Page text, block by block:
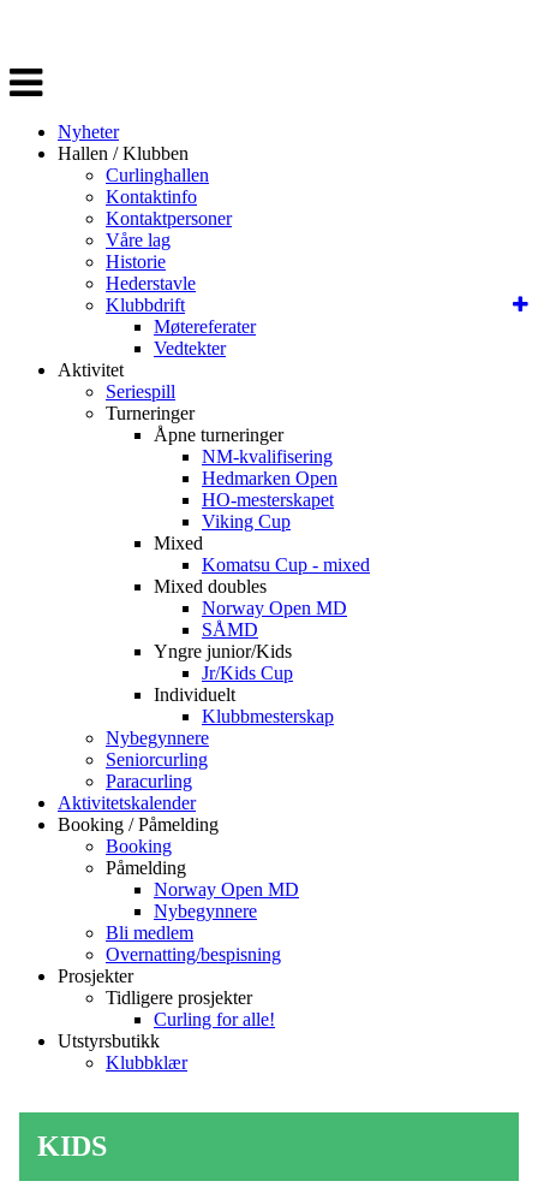
Veksle
navigasjon
Nyheter
Hallen / Klubben
Curlinghallen
Kontaktinfo
Kontaktpersoner
Våre lag
Historie
Hederstavle
Klubbdrift
Møtereferater
Vedtekter
Aktivitet
Seriespill
Turneringer
Åpne turneringer
NM-kvalifisering
Hedmarken Open
HO-mesterskapet
Viking Cup
Mixed
Komatsu Cup - mixed
Mixed doubles
Norway Open MD
SÅMD
Yngre junior/Kids
Jr/Kids Cup
Individuelt
Klubbmesterskap
Nybegynnere
Seniorcurling
Paracurling
Aktivitetskalender
Booking / Påmelding
Booking
Påmelding
Norway Open MD
Nybegynnere
Bli medlem
Overnatting/bespisning
Prosjekter
Tidligere prosjekter
Curling for alle!
Utstyrsbutikk
Klubbklær
KIDS